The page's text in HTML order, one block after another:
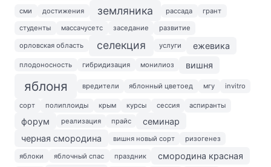
сми достижения земляника рассада грант
студенты массачусетс заседание развитие
орловская область селекция услуги ежевика
плодоносность гибридизация монилиоз вишня
яблоня вредители яблонный цветоед мгу invitro
сорт полиплоиды крым курсы сессия аспиранты
форум реализация прайс
семинар
черная смородина
вишня новый сорт ризогенез
яблоки яблочный спас праздник смородина красная